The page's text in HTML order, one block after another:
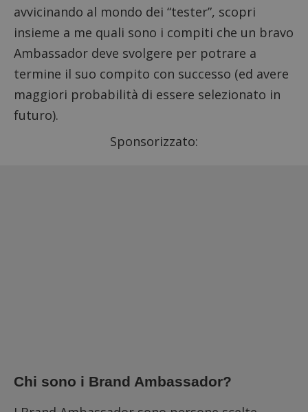
avvicinando al mondo dei “tester”, scopri
insieme a me quali sono i compiti che un bravo
Ambassador deve svolgere per potrare a
termine il suo compito con successo (ed avere
maggiori probabilità di essere selezionato in
futuro).
Sponsorizzato:
Chi sono i Brand Ambassador?